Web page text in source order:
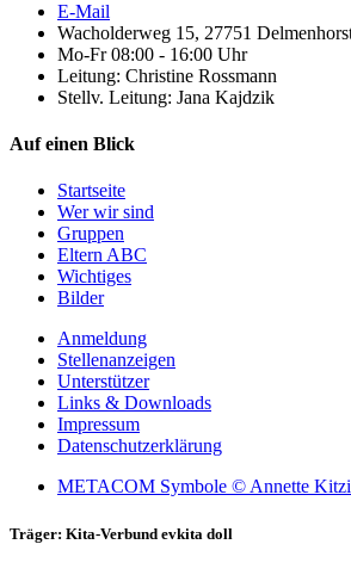
E-Mail
Wacholderweg 15, 27751
Mo-Fr 08:00 - 16:00 Uhr
Leitung: Christine Rossmann
Stellv. Leitung: Jana Kajdzik
Auf einen Blick
Startseite
Wer wir sind
Gruppen
Eltern ABC
Wichtiges
Bilder
Anmeldung
Stellenanzeigen
Unterstützer
Links & Downloads
Impressum
Datenschutzerklärung
METACOM Symbole © Annette
Träger: Kita-Verbund evkita doll